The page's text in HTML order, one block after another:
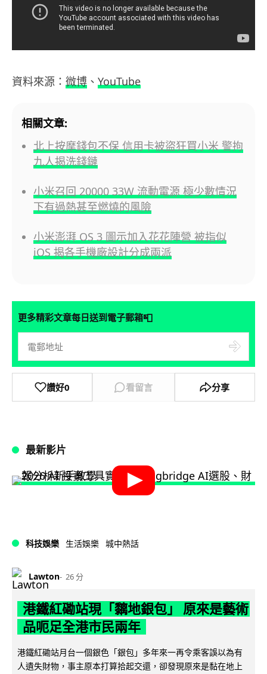
資料來源： 微博 、 YouTube
相關文章:
北上按摩錢包不保 信用卡被盜狂買小米 警拘
九人揭洗錢鏈
小米召回 20000 33W 流動電源 極少數情況
下有過熱甚至燃燒的風險
小米澎湃 OS 3 圖示加入花花陣營 被指似
iOS 揭各手機廠設計分成兩派
更多精彩文章每日送到電子郵箱📮
讚好0 看留言 分享
最新影片
科技娛樂 生活娛樂 城中熱話
Lawton 26 分
港鐵紅磡站現「黐地銀包」 原來是藝術
品呃足全港市民兩年
港鐵紅磡站月台一個銀色「銀包」多年來一再令乘客誤以為有
人遺失財物，事主原本打算拾起交還，卻發現原來是黏在地上